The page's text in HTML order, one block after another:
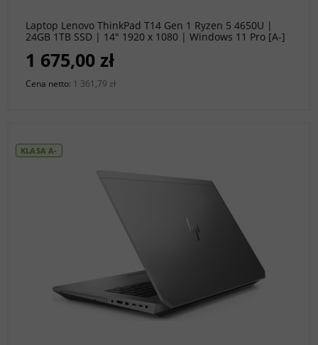
Laptop Lenovo ThinkPad T14 Gen 1 Ryzen 5 4650U |
24GB 1TB SSD | 14" 1920 x 1080 | Windows 11 Pro [A-]
1 675,00 zł
Cena netto: 1 361,79 zł
do koszyka
KLASA A-